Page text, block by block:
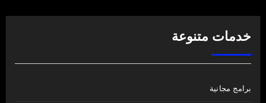
خدمات متنوعة
برامج مجانية